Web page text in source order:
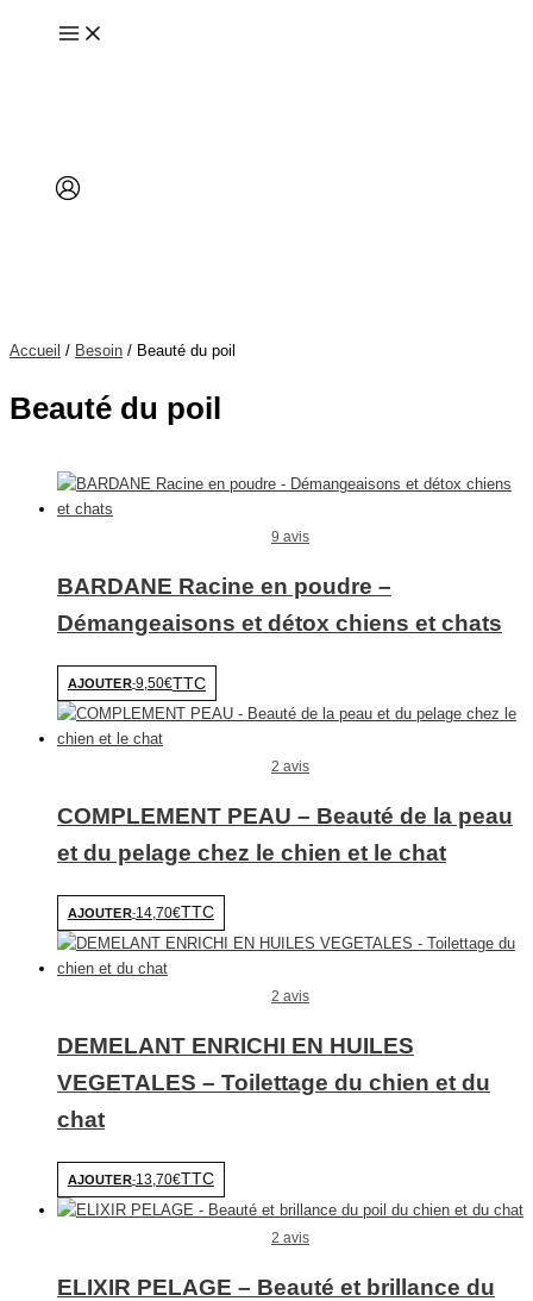
Accueil / Besoin / Beauté du poil
Beauté du poil
9 avis
BARDANE Racine en poudre –
Démangeaisons et détox chiens et chats
AJOUTER-9,50€TTC
2 avis
COMPLEMENT PEAU – Beauté de la peau
et du pelage chez le chien et le chat
AJOUTER-14,70€TTC
2 avis
DEMELANT ENRICHI EN HUILES
VEGETALES – Toilettage du chien et du
chat
AJOUTER-13,70€TTC
2 avis
ELIXIR PELAGE – Beauté et brillance du